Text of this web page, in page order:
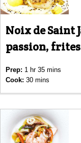
Noix de Saint
passion,
Prep: 1 hr 35 mins
Cook: 30 mins